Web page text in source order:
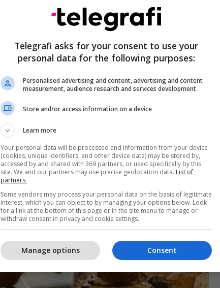
Telegrafi asks for your consent to use your
personal data for the following purposes:
Personalised advertising and content, advertising and content
measurement, audience research and services development
Store and/or access information on a device
Learn more
Your personal data will be processed and information from your device
(cookies, unique identifiers, and other device data) may be stored by,
accessed by and shared with 369 partners, or used specifically by this
site. We and our partners may use precise geolocation data. List of
partners.
Some vendors may process your personal data on the basis of legitimate
interest, which you can object to by managing your options below. Look
for a link at the bottom of this page or in the site menu to manage or
withdraw consent in privacy and cookie settings.
Consent
Manage options